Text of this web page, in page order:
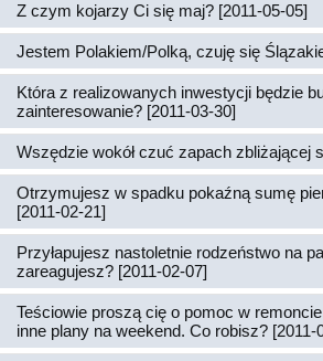
Z czym kojarzy Ci się maj? [2011-05-05]
Jestem Polakiem/Polką, czuję się
Która z realizowanych inwestycji będzie
zainteresowanie? [2011-03-30]
Wszędzie wokół czuć zapach zbliżającej
Otrzymujesz w spadku pokaźną sumę
[2011-02-21]
Przyłapujesz nastoletnie rodzeństwo na
zareagujesz? [2011-02-07]
Teściowie proszą cię o pomoc w
inne plany na weekend. Co robisz? [2011-